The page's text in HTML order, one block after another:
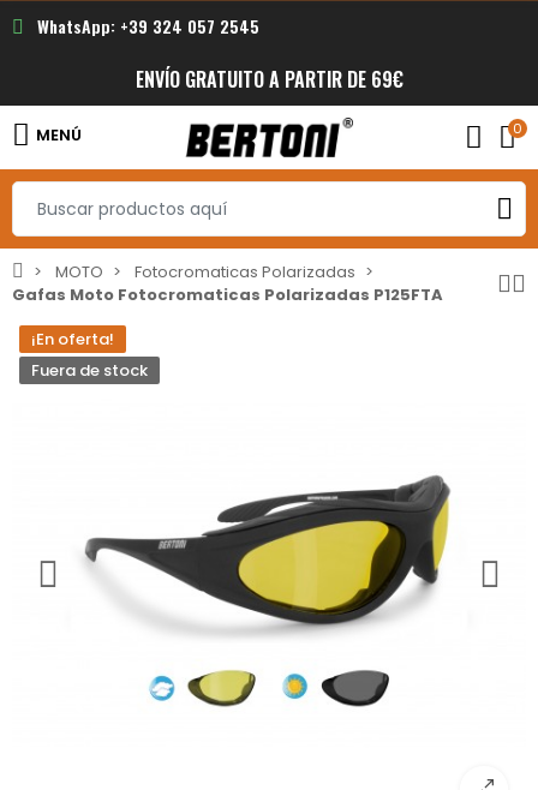
WhatsApp: +39 324 057 2545
ENVÍO GRATUITO A PARTIR DE 69€
MENÚ 0
MOTO
Fotocromaticas Polarizadas
Gafas Moto Fotocromaticas Polarizadas P125FTA
¡En oferta!
Fuera de stock